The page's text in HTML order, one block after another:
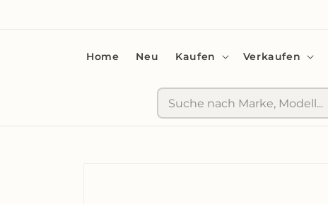
Home Neu Kaufen Verkaufen
Suche